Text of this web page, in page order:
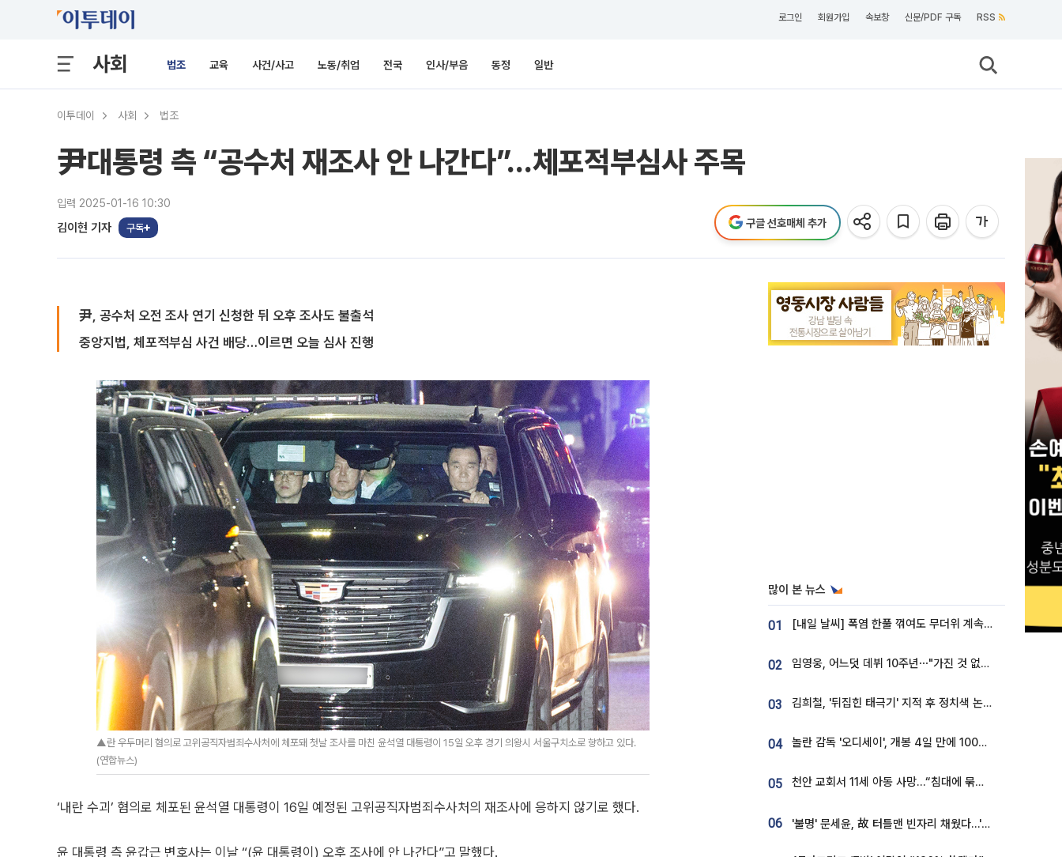
로그인 회원가입 속보창 신문/PDF 구독 RSS
사회 법조 교육 사건/사고 노동/취업 전국 인사/부음 동정 일반
이투데이 사회 법조
尹대통령 측 “공수처 재조사 안 나간다”…체포적부심사 주목
입력 2025-01-16 10:30
김이현 기자 구독 구글 선호매체 추가
尹, 공수처 오전 조사 연기 신청한 뒤 오후 조사도 불출석
중앙지법, 체포적부심 사건 배당…이르면 오늘 심사 진행
▲란 우두머리 혐의로 고위공직자범죄수사처에 체포돼 첫날 조사를 마친 윤석열 대통령이 15일 오후 경기 의왕시 서울구치소로 향하고 있다.
(연합뉴스)
‘내란 수괴’ 혐의로 체포된 윤석열 대통령이 16일 예정된 고위공직자범죄수사처의 재조사에 응하지 않기로 했다.
윤 대통령 측 윤갑근 변호사는 이날 “(윤 대통령이) 오후 조사에 안 나간다”고 말했다.
많이 본 뉴스
01 [내일 날씨] 폭염 한풀 꺾여도 무더위 계속⋯동해안 이틀 연속 비
02 임영웅, 어느덧 데뷔 10주년⋯"가진 것 없던 시절, 내 앞엔 20명의 팬뿐"
03 김희철, '뒤집힌 태극기' 지적 후 정치색 논란…"좌우 떠나 우리나라 국기"
04 놀란 감독 '오디세이', 개봉 4일 만에 100만 돌파⋯'왕사남' 보다 빠르다
05 천안 교회서 11세 아동 사망…“침대에 묶여 있었다” 진술 확보
06 '불명' 문세윤, 故 터틀맨 빈자리 채웠다…'거북이' 눈물의 최종 우승